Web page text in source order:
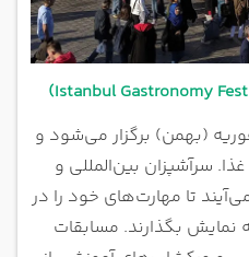
(بهمن) برگزار می‌شود و
سرآشپزان بین‌المللی و
تا مهارت‌های خود را در
بگذارند. مسابقات